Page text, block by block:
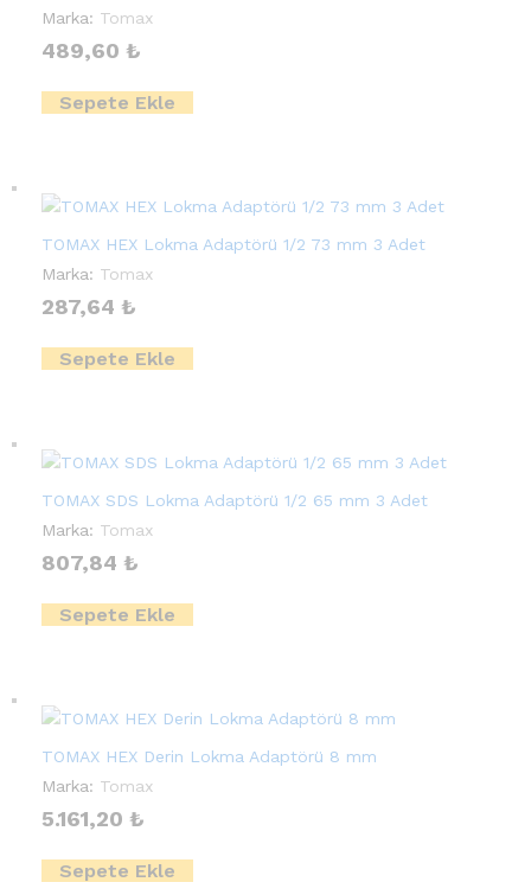
Marka: Tomax
489,60 ₺
Sepete Ekle
TOMAX HEX Lokma Adaptörü 1/2 73 mm 3 Adet
Marka: Tomax
287,64 ₺
Sepete Ekle
TOMAX SDS Lokma Adaptörü 1/2 65 mm 3 Adet
Marka: Tomax
807,84 ₺
Sepete Ekle
TOMAX HEX Derin Lokma Adaptörü 8 mm
Marka: Tomax
5.161,20 ₺
Sepete Ekle